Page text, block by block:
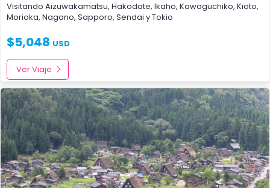
Visitando Aizuwakamatsu, Hakodate, Ikaho, Kawaguchiko, Kioto,
Morioka, Nagano, Sapporo, Sendai yTokio
$5,048 USD
Ver Viaje